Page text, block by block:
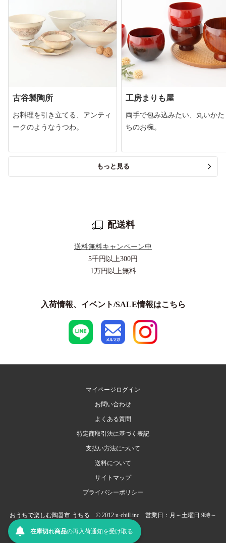
古谷製陶所
お料理を引き立てる、アンティ
ークのようなうつわ。
工房まりも屋
両手で包み込みたい、丸いかた
ちのお椀。
もっと見る
配送料
送料無料キャンペーン中
5千円以上300円
1万円以上無料
入荷情報、イベント/SALE情報はこちら
マイページログイン
お問い合わせ
よくある質問
特定商取引法に基づく表記
支払い方法について
送料について
サイトマップ
プライバシーポリシー
おうちで楽しむ陶器市 うちる © 2012 u-chill.inc 営業日：月～土曜日 9時～
在庫切れ商品の再入荷通知を受け取る